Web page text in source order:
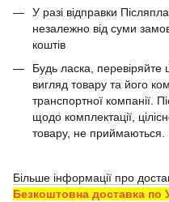
У разі відправки
незалежно від суми
коштів
Будь ласка, перевіряйте
вигляд товару та його
транспортної компанії.
щодо комплектації,
товару, не приймаються.
Більше інформації про
Безкоштовна доставка по